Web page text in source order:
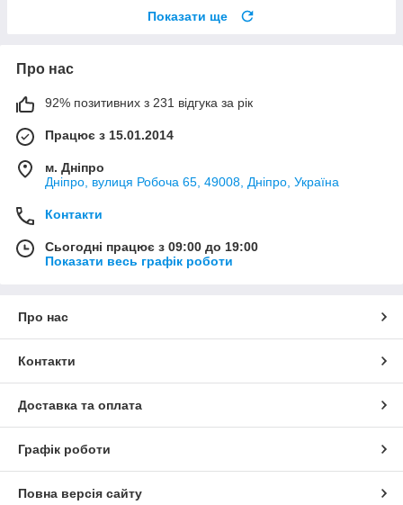
Показати ще
Про нас
92% позитивних з 231 відгука за рік
Працює з 15.01.2014
м. Дніпро
Дніпро, вулиця Робоча 65, 49008, Дніпро, Україна
Контакти
Сьогодні працює з 09:00 до 19:00
Показати весь графік роботи
Про нас
Контакти
Доставка та оплата
Графік роботи
Повна версія сайту